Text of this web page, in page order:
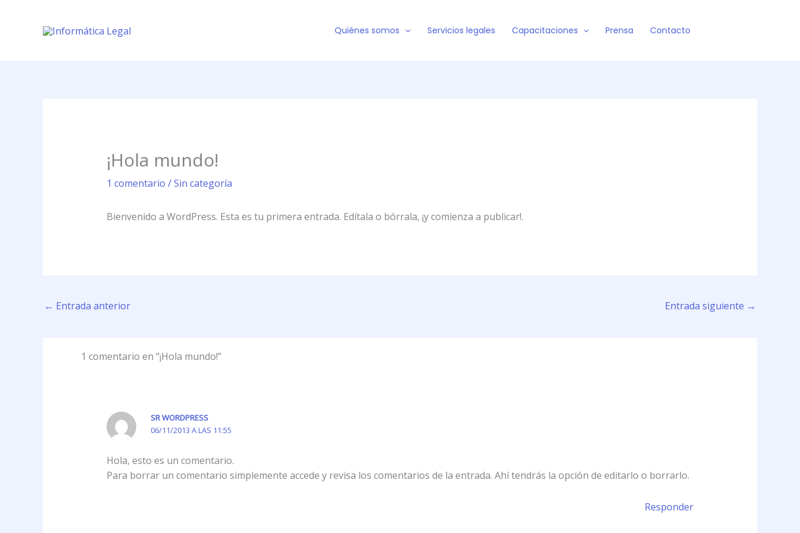
contenido
Quiénes somos Servicios legales Capacitaciones Prensa Contacto
¡Hola mundo!
1 comentario /Sin categoría
Bienvenido a WordPress. Esta es tu primera entrada. Edítala o bórrala, ¡y comienza a publicar!.
← Entrada anterior Entrada siguiente →
1 comentario en “¡Hola mundo!”
SR WORDPRESS
06/11/2013 A LAS 11:55
Hola, esto es un comentario.
Para borrar un comentario simplemente accede y revisa los comentarios de la entrada. Ahí tendrás la opción de editarlo o borrarlo.
Responder